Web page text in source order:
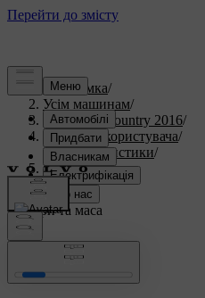
Підтримка/
Усім машинам/
S60 Cross Country 2016/
Посібник користувача/
Характеристики/
Розміри та маса
Розміри та маса